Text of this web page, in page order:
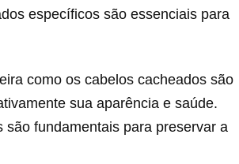
específicos são essenciais para
como os cabelos cacheados são
sua aparência e saúde.
fundamentais para preservar a